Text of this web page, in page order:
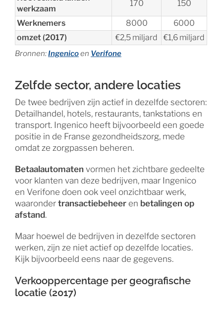
werkzaam
170 150
Werknemers 8000
6000
omzet (2017)
€2,5 miljard €1,6 miljard
Bronnen:Ingenicoen Verifone
Zelfde sector, andere locaties
De twee bedrijven zijn actief in dezelfde sectoren:
Detailhandel, hotels, restaurants, tankstations en
transport. Ingenico heeft bijvoorbeeld een goede
positie in de Franse gezondheidszorg, mede
omdat ze zorgpassen beheren.
Betaalautomaten vormen het zichtbare gedeelte
voor klanten van deze bedrijven, maar Ingenico
en Verifone doen ook veel onzichtbaar werk,
waaronder transactiebeheeren betalingen op
afstand.
Maar hoewel de bedrijven in dezelfde sectoren
werken, zijn ze niet actief op dezelfde locaties.
Kijk bijvoorbeeld eens naar de gegevens.
Verkooppercentage per geografische
locatie (2017)